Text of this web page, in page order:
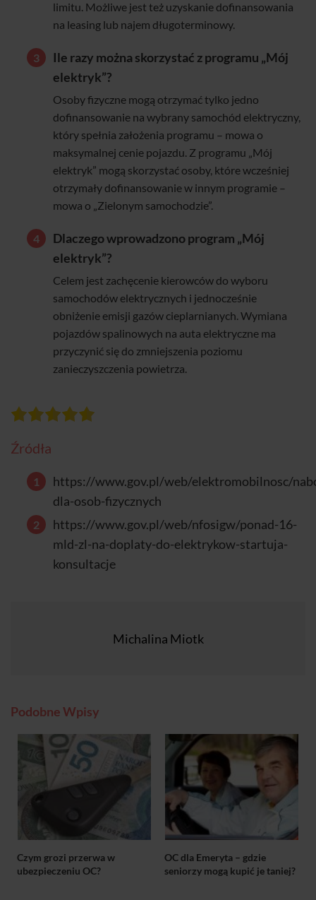
limitu. Możliwe jest też uzyskanie dofinansowania
na leasing lub najem długoterminowy.
Ile razy można skorzystać z programu „Mój
elektryk”?
Osoby fizyczne mogą otrzymać tylko jedno
dofinansowanie na wybrany samochód elektryczny,
który spełnia założenia programu – mowa o
maksymalnej cenie pojazdu. Z programu „Mój
elektryk” mogą skorzystać osoby, które wcześniej
otrzymały dofinansowanie w innym programie –
mowa o „Zielonym samochodzie”.
Dlaczego wprowadzono program „Mój
elektryk”?
Celem jest zachęcenie kierowców do wyboru
samochodów elektrycznych i jednocześnie
obniżenie emisji gazów cieplarnianych. Wymiana
pojazdów spalinowych na auta elektryczne ma
przyczynić się do zmniejszenia poziomu
zanieczyszczenia powietrza.
Źródła
https://www.gov.pl/web/elektromobilnosc/
dla-osob-fizycznych
https://www.gov.pl/web/nfosigw/ponad-16-
mld-zl-na-doplaty-do-elektrykow-startuja-
konsultacje
Michalina Miotk
Podobne Wpisy
Czym grozi przerwa w
ubezpieczeniu OC?
OC dla Emeryta – gdzie
seniorzy mogą kupić je taniej?